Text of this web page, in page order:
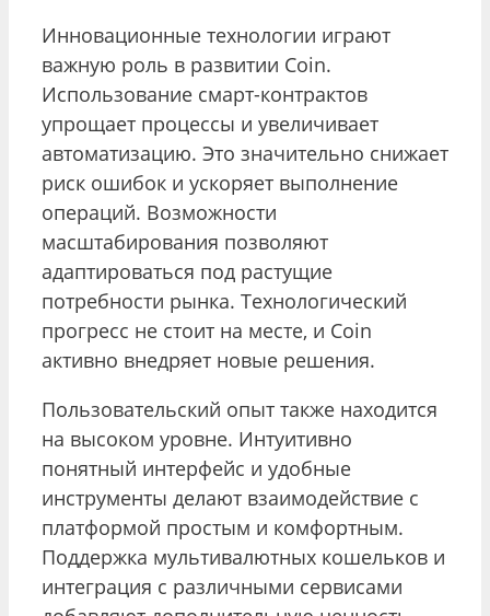
Инновационные технологии играют
важную роль в развитии Coin.
Использование смарт-контрактов
упрощает процессы и увеличивает
автоматизацию. Это значительно снижает
риск ошибок и ускоряет выполнение
операций. Возможности
масштабирования позволяют
адаптироваться под растущие
потребности рынка. Технологический
прогресс не стоит на месте, и Coin
активно внедряет новые решения.
Пользовательский опыт также находится
на высоком уровне. Интуитивно
понятный интерфейс и удобные
инструменты делают взаимодействие с
платформой простым и комфортным.
Поддержка мультивалютных кошельков и
интеграция с различными сервисами